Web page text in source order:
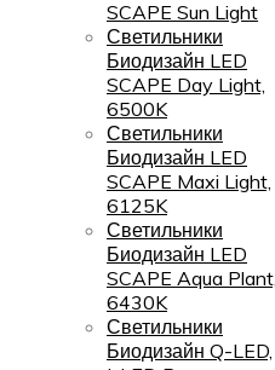
SCAPE Sun Light
Светильники
Биодизайн LED
SCAPE Day Light,
6500K
Светильники
Биодизайн LED
SCAPE Maxi Light,
6125K
Светильники
Биодизайн LED
SCAPE Aqua Plant,
6430K
Светильники
Биодизайн Q-LED,